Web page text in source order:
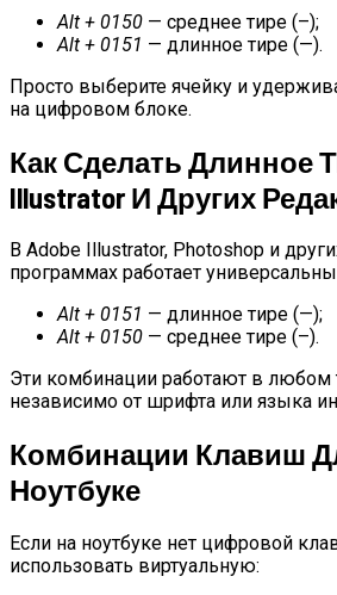
Alt + 0150 — среднее тире (–);
Alt + 0151 — длинное тире (—).
Просто выберите ячейку и
на цифровом блоке.
Как Сделать Длинное
Illustrator И Других
В Adobe Illustrator, Photoshop и
программах работает
Alt + 0151 — длинное тире (—);
Alt + 0150 — среднее тире (–).
Эти комбинации работают в любом
независимо от шрифта или языка
Комбинации Клавиш
Ноутбуке
Если на ноутбуке нет цифровой
использовать виртуальную: